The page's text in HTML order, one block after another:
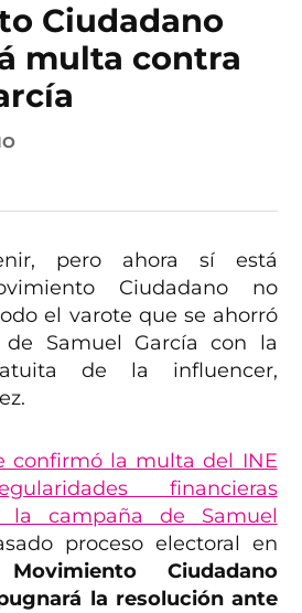
Ciudadano
multa contra
pero ahora sí está
Ciudadano no
el varote que se ahorró
Samuel García con la
de la influencer,
confirmó la multa del INE
financieras
la campaña de Samuel
proceso electoral en
Movimiento Ciudadano
la resolución ante